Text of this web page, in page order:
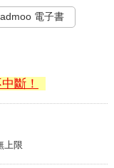
電子書
斷！
上限